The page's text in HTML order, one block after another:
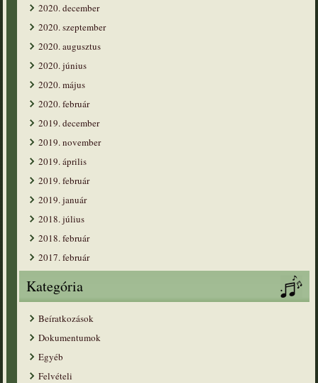
2020. december
2020. szeptember
2020. augusztus
2020. június
2020. május
2020. február
2019. december
2019. november
2019. április
2019. február
2019. január
2018. július
2018. február
2017. február
Kategória
Beíratkozások
Dokumentumok
Egyéb
Felvételi